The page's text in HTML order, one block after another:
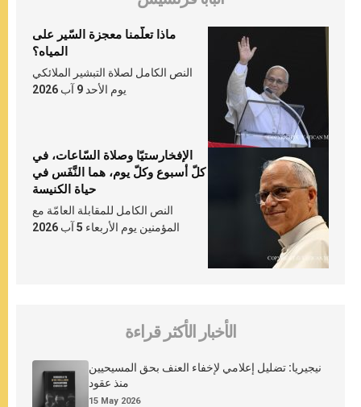
ماذا تعلّمنا معجزة السّير على
المياه؟
النص الكامل لصلاة التبشير الملائكي
يوم الأحد 9 آب 2026
الإفخارستيّا وصلاة السّاعات، في
كلّ أسبوع وكلّ يوم، هما النَّفَس في
حياة الكنيسة
النص الكامل للمقابلة العامّة مع
المؤمنين يوم الأربعاء 5 آب 2026
الأخبار الأكثر قراءة
نيجيريا: تضليل إعلامي لإخفاء العنف بحق المسيحيين
منذ عقود
15 May 2026